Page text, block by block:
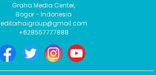
Graha Media Center,
Bogor - Indonesia
editorhaigroup@gmail.com
+628557777888